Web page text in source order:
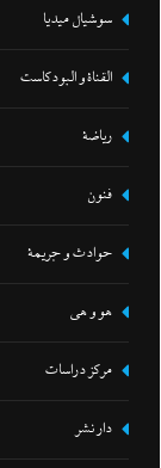
سوشيال ميديا
القناة و البودكاست
رياضة
فنون
حوادث و جريمة
هو و هي
مركز دراسات
دار نشر